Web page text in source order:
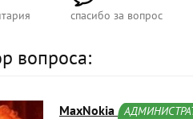
спасибо за вопрос
вопроса:
MaxNokia